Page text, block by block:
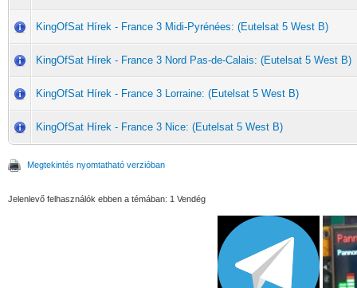
KingOfSat Hírek - France 3 Midi-Pyrénées: (Eutelsat 5 West B)
KingOfSat Hírek - France 3 Nord Pas-de-Calais: (Eutelsat 5 West B)
KingOfSat Hírek - France 3 Lorraine: (Eutelsat 5 West B)
KingOfSat Hírek - France 3 Nice: (Eutelsat 5 West B)
Megtekintés nyomtatható verzióban
Jelenlevő felhasználók ebben a témában: 1 Vendég